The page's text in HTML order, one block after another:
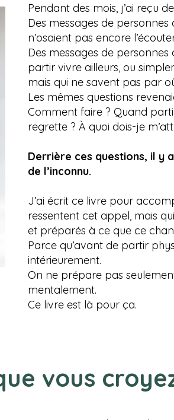
Pendant des mois, j’ai reçu
Des messages de
n’osaient pas encore
Des messages de
partir vivre ailleurs, ou
mais qui ne savent pas par
Les mêmes questions
Comment faire ? Quand
regrette ? À quoi dois-je
Derrière ces questions, il y
de l’inconnu.
J’ai écrit ce livre pour
ressentent cet appel, mais
et préparés à ce que ce
Parce qu’avant de partir
intérieurement.
On ne prépare pas
mentalement.
Ce livre est là pour ça.
vous